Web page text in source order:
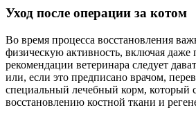
Уход после операции за котом
Во время процесса восстановления
физическую активность, включая даже
рекомендации ветеринара следует
или, если это предписано врачом,
специальный лечебный корм, который
восстановлению костной ткани и